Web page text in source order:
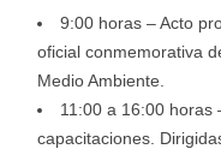
9:00 horas – Acto
oficial conmemorativa
Medio Ambiente.
11:00 a 16:00 horas
capacitaciones.